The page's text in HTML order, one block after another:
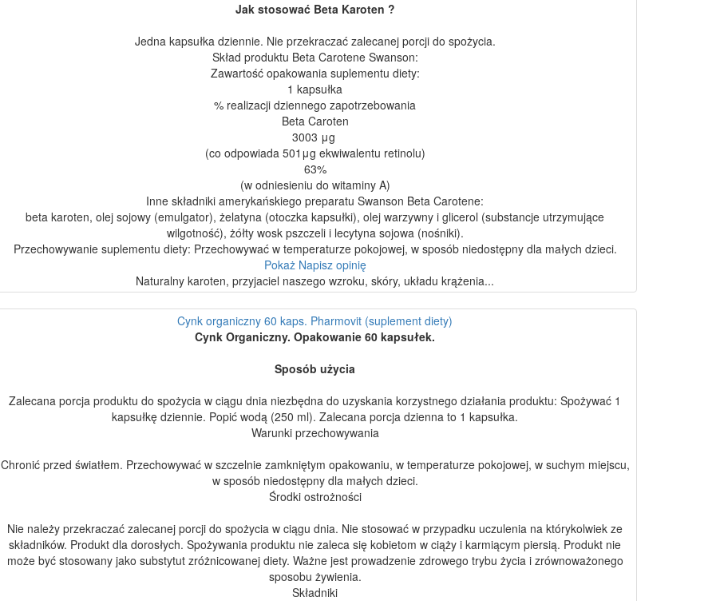
Jak stosować Beta Karoten ?
Jedna kapsułka dziennie. Nie przekraczać zalecanej porcji do spożycia.
Skład produktu Beta Carotene Swanson:
Zawartość opakowania suplementu diety:
1 kapsułka
% realizacji dziennego zapotrzebowania
Beta Caroten
3003 μg
(co odpowiada 501μg ekwiwalentu retinolu)
63%
(w odniesieniu do witaminy A)
Inne składniki amerykańskiego preparatu Swanson Beta Carotene:
beta karoten, olej sojowy (emulgator), żelatyna (otoczka kapsułki), olej warzywny i glicerol (substancje utrzymujące
wilgotność), żółty wosk pszczeli i lecytyna sojowa (nośniki).
Przechowywanie suplementu diety: Przechowywać w temperaturze pokojowej, w sposób niedostępny dla małych dzieci.
Pokaż Napisz opinię
Naturalny karoten, przyjaciel naszego wzroku, skóry, układu krążenia...
Cynk organiczny 60 kaps. Pharmovit (suplement diety)
Cynk Organiczny. Opakowanie 60 kapsułek.
Sposób użycia
Zalecana porcja produktu do spożycia w ciągu dnia niezbędna do uzyskania korzystnego działania produktu: Spożywać 1
kapsułkę dziennie. Popić wodą (250 ml). Zalecana porcja dzienna to 1 kapsułka.
Warunki przechowywania
Chronić przed światłem. Przechowywać w szczelnie zamkniętym opakowaniu, w temperaturze pokojowej, w suchym miejscu,
w sposób niedostępny dla małych dzieci.
Środki ostrożności
Nie należy przekraczać zalecanej porcji do spożycia w ciągu dnia. Nie stosować w przypadku uczulenia na którykolwiek ze
składników. Produkt dla dorosłych. Spożywania produktu nie zaleca się kobietom w ciąży i karmiącym piersią. Produkt nie
może być stosowany jako substytut zróżnicowanej diety. Ważne jest prowadzenie zdrowego trybu życia i zrównoważonego
sposobu żywienia.
Składniki